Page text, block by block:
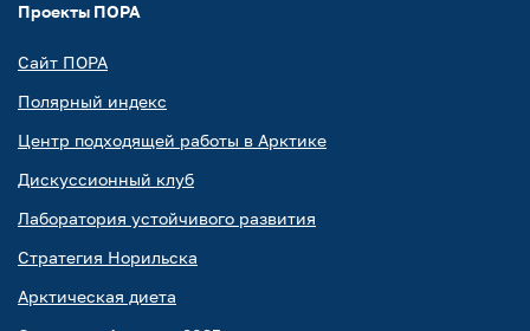
Проекты ПОРА
Сайт ПОРА
Полярный индекс
Центр подходящей работы в Арктике
Дискуссионный клуб
Лаборатория устойчивого развития
Стратегия Норильска
Арктическая диета